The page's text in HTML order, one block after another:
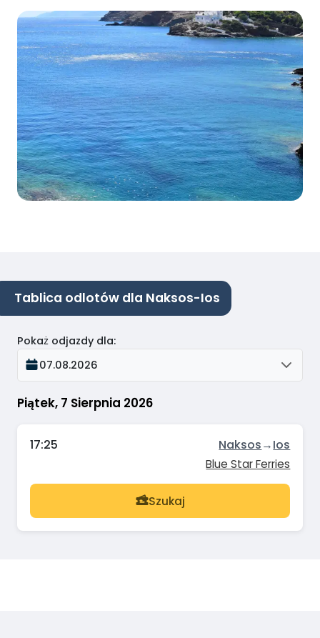
Tablica odlotów dla Naksos-Ios
Piątek, 7 Sierpnia 2026
Pokaż odjazdy dla:
07.08.2026
17:25 Naksos→Ios
Blue Star Ferries
Szukaj